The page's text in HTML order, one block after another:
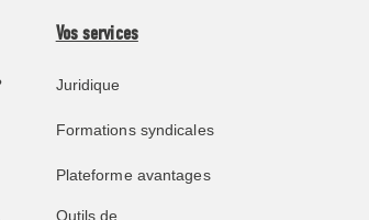
Vos services
Juridique
Formations syndicales
Plateforme avantages
Outils de